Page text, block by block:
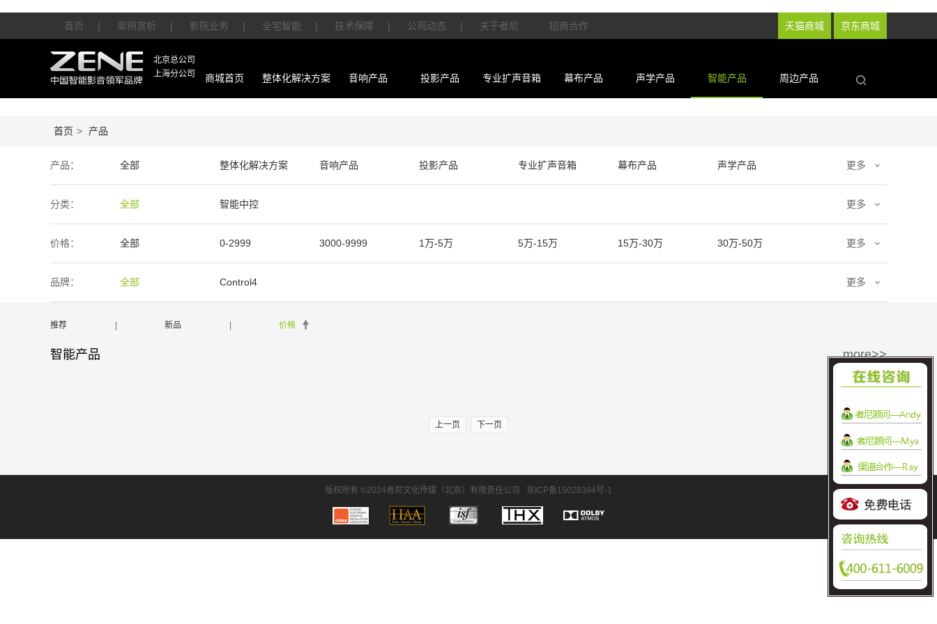
天猫商城 京东商城
首页 | 案例赏析 | 影院业务 | 全宅智能 | 技术保障 | 公司动态 | 关于者尼 招商合作
北京总公司
上海分公司
商城首页 整体化解决方案 音响产品 投影产品 专业扩声音箱 幕布产品 声学产品 智能产品 周边产品
首页 > 产品
产品： 全部 整体化解决方案 音响产品 投影产品 专业扩声音箱 幕布产品 声学产品
智能产品 周边产品
更多
分类： 全部 智能中控 更多
价格： 全部 0-2999 3000-9999 1万-5万 5万-15万 15万-30万 30万-50万
50万-100万 100万以上
更多
品牌： 全部 Control4 更多
推荐 新品 价格
智能产品 more>>
上一页 下一页
版权所有 ©2024者尼文化传媒（北京）有限责任公司 京ICP备15028394号-1